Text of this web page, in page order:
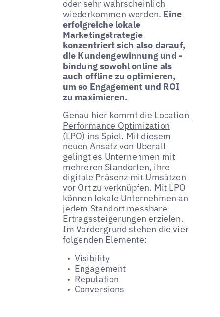
oder sehr wahrscheinlich
wiederkommen werden. Eine
erfolgreiche lokale
Marketingstrategie
konzentriert sich also darauf,
die Kundengewinnung und -
bindung sowohl online als
auch offline zu optimieren,
um so Engagement und ROI
zu maximieren.
Genau hier kommt die Location
Performance Optimization
(LPO) ins Spiel. Mit diesem
neuen Ansatz von Uberall
gelingt es Unternehmen mit
mehreren Standorten, ihre
digitale Präsenz mit Umsätzen
vor Ort zu verknüpfen. Mit LPO
können lokale Unternehmen an
jedem Standort messbare
Ertragssteigerungen erzielen.
Im Vordergrund stehen die vier
folgenden Elemente:
Visibility
Engagement
Reputation
Conversions